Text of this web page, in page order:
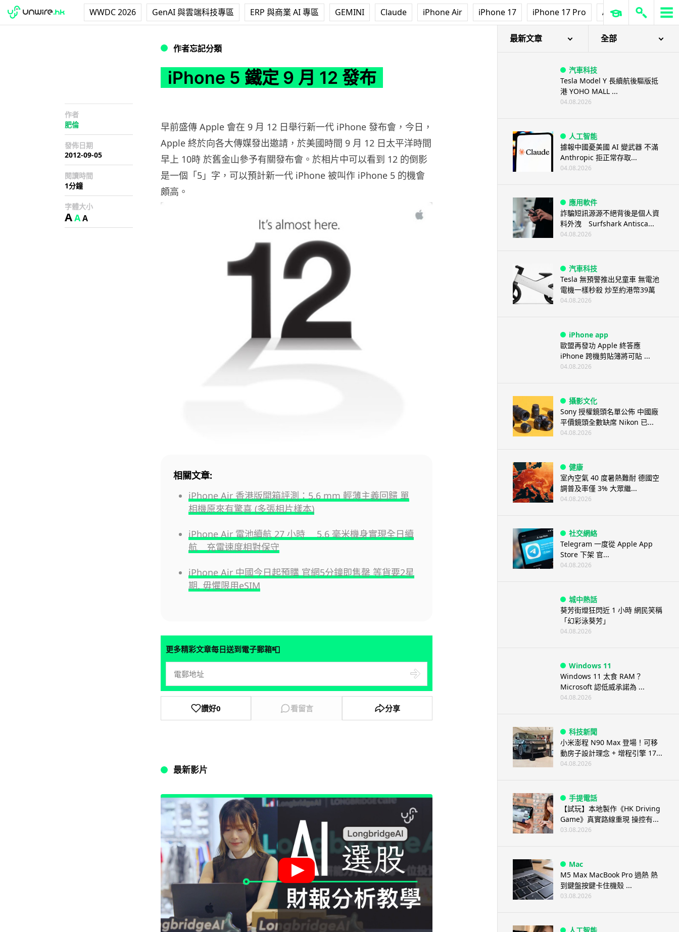
WWDC 2026 GenAI 與雲端科技專區 ERP 與商業 AI 專區 GEMINI Claude iPhone Air iPhone 17 iPhone 17 Pro AirPods Pro 3
作者忘記分類
iPhone 5 鐵定 9 月 12 發布
作者
肥倫
發佈日期
2012-09-05
閱讀時間
1分鐘
字體大小
AAA
早前盛傳 Apple 會在 9 月 12 日舉行新一代 iPhone 發布會，今日，
Apple 終於向各大傳媒發出邀請，於美國時間 9 月 12 日太平洋時間
早上 10時 於舊金山參予有關發布會。於相片中可以看到 12 的倒影
是一個「5」字，可以預計新一代 iPhone 被叫作 iPhone 5 的機會
頗高。
相關文章:
iPhone Air 香港版開箱評測：5.6 mm 輕薄主義回歸 單
相機原來有驚喜 (多張相片樣本)
iPhone Air 電池續航 27 小時 5.6 毫米機身實現全日續
航 充電速度相對保守
iPhone Air 中國今日起預購 官網5分鐘即售罄 等貨要2星
期, 毋懼限用eSIM
更多精彩文章每日送到電子郵箱📮
讚好0 看留言 分享
最新影片
最新文章 全部
汽車科技
Tesla Model Y 長續航後驅版抵
港 YOHO MALL ...
04.08.2026
人工智能
據報中國憂美國 AI 變武器 不滿
Anthropic 拒正常存取...
04.08.2026
應用軟件
詐騙短訊源源不絕背後是個人資
料外洩 Surfshark Antisca...
04.08.2026
汽車科技
Tesla 無預警推出兒童車 無電池
電機一樣秒殺 炒至約港幣39萬
04.08.2026
iPhone app
歐盟再發功 Apple 終答應
iPhone 跨機剪貼簿將可貼 ...
04.08.2026
攝影文化
Sony 授權鏡頭名單公佈 中國廠
平價鏡頭全數缺席 Nikon 已...
04.08.2026
健康
室內空氣 40 度暑熱難耐 德國空
調普及率僅 3% 大眾繼...
04.08.2026
社交網絡
Telegram 一度從 Apple App
Store 下架 官...
04.08.2026
城中熱話
葵芳街燈狂閃近 1 小時 網民笑稱
「幻彩泳葵芳」
04.08.2026
Windows 11
Windows 11 太食 RAM？
Microsoft 認低威承諾為 ...
04.08.2026
科技新聞
小米澎程 N90 Max 登場！可移
動房子設計理念 + 增程引擎 17...
04.08.2026
手提電話
【試玩】本地製作《HK Driving
Game》真實路線重現 操控有...
03.08.2026
Mac
M5 Max MacBook Pro 過熱 熱
到鍵盤按鍵卡住機殼 ...
03.08.2026